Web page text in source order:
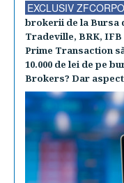
EXCLUSIV
brokerii de la Bursa
Tradeville, BRK,
Prime Transaction
10.000 de lei de pe
Brokers? Dar